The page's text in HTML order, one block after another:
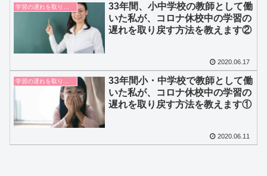
33年間、小中学校の教師として働
いた私が、コロナ休校中の学習の
遅れを取り戻す方法を教えます②
2020.06.17
33年間小・中学校で教師として働
いた私が、コロナ休校中の学習の
遅れを取り戻す方法を教えます①
2020.06.11